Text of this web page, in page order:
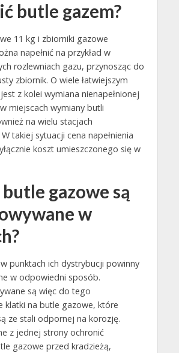
butle gazem?
11 kg i zbiorniki gazowe
napełnić na przykład w
rozlewniach gazu, przynosząc do
zbiornik. O wiele łatwiejszym
z kolei wymiana nienapełnionej
miejscach wymiany butli
na wielu stacjach
takiej sytuacji cena napełnienia
koszt umieszczonego się w
gazowe są
w
punktach ich dystrybucji powinny
w odpowiedni sposób.
są więc do tego
klatki na butle gazowe, które
ze stali odpornej na korozję.
z jednej strony ochronić
gazowe przed kradzieżą,